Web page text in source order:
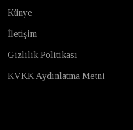
Künye
İletişim
Gizlilik Politikası
KVKK Aydınlatma Metni